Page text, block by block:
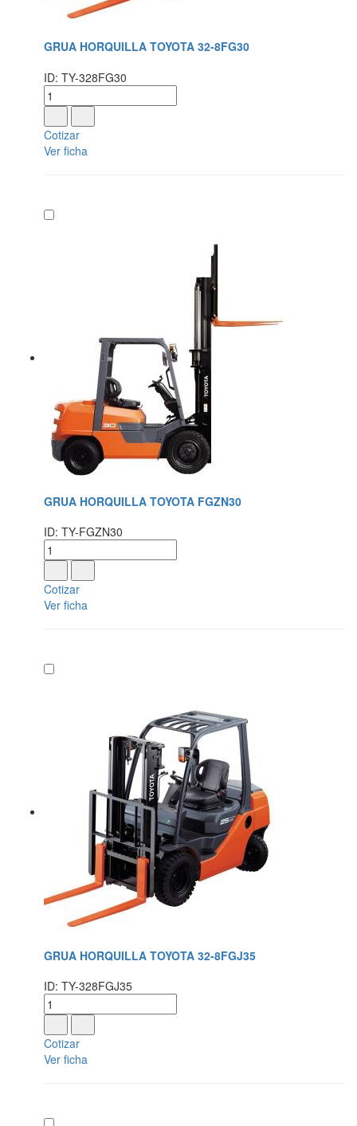
GRUA HORQUILLA TOYOTA 32-8FG30
ID: TY-328FG30
Cotizar
Ver ficha
GRUA HORQUILLA TOYOTA FGZN30
ID: TY-FGZN30
Cotizar
Ver ficha
GRUA HORQUILLA TOYOTA 32-8FGJ35
ID: TY-328FGJ35
Cotizar
Ver ficha